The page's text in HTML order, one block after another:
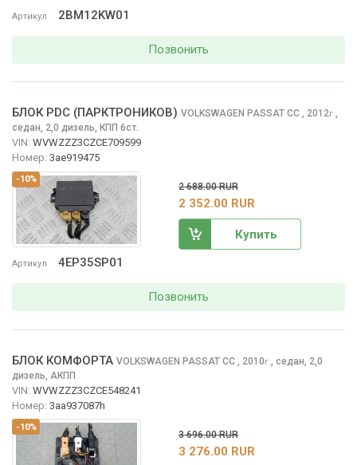
Артикул 2BM12KW01
Позвонить
-10%
Артикул 4EP35SP01
БЛОК PDC (ПАРКТРОНИКОВ) VOLKSWAGEN PASSAT CC , 2012г.,
седан, 2,0 дизель, КПП 6ст.
VIN: WVWZZZ3CZCE709599
Номер: 3ae919475
2 688.00 RUR
2 352.00 RUR
Купить
Позвонить
-10%
БЛОК КОМФОРТА VOLKSWAGEN PASSAT CC , 2010г.
седан, 2,0
дизель, АКПП
VIN: WVWZZZ3CZCE548241
Номер: 3aa937087h
3 696.00 RUR
3 276.00 RUR